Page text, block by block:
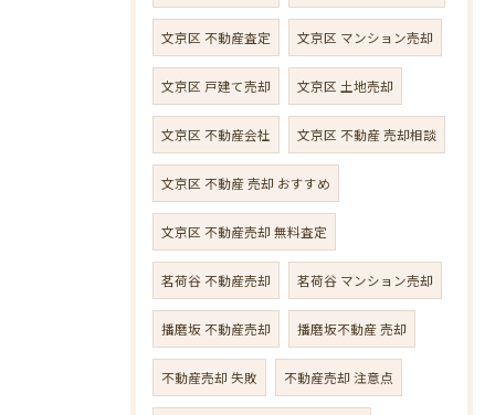
文京区 不動産査定 文京区 マンション売却
文京区 戸建て売却 文京区 土地売却
文京区 不動産会社 文京区 不動産 売却相談
文京区 不動産 売却 おすすめ
文京区 不動産売却 無料査定
茗荷谷 不動産売却 茗荷谷 マンション売却
播磨坂 不動産売却 播磨坂不動産 売却
不動産売却 失敗 不動産売却 注意点